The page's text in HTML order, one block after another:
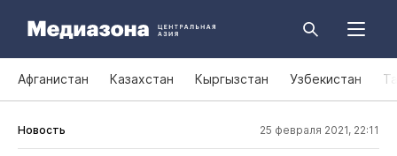
Афганистан Казахстан Кыргызстан Узбекистан
Новость 25 февраля 2021, 22:11